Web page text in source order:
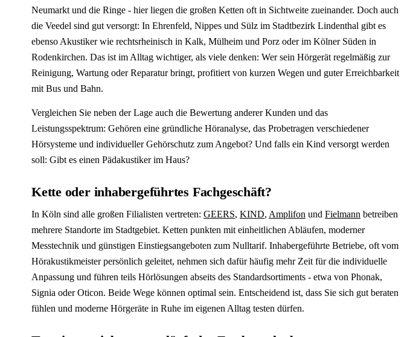
Neumarkt und die Ringe - hier liegen die großen Ketten oft in Sichtweite zueinander. Doch auch
die Veedel sind gut versorgt: In Ehrenfeld, Nippes und Sülz im Stadtbezirk Lindenthal gibt es
ebenso Akustiker wie rechtsrheinisch in Kalk, Mülheim und Porz oder im Kölner Süden in
Rodenkirchen. Das ist im Alltag wichtiger, als viele denken: Wer sein Hörgerät regelmäßig zur
Reinigung, Wartung oder Reparatur bringt, profitiert von kurzen Wegen und guter Erreichbarkeit
mit Bus und Bahn.
Vergleichen Sie neben der Lage auch die Bewertung anderer Kunden und das
Leistungsspektrum: Gehören eine gründliche Höranalyse, das Probetragen verschiedener
Hörsysteme und individueller Gehörschutz zum Angebot? Und falls ein Kind versorgt werden
soll: Gibt es einen Pädakustiker im Haus?
Kette oder inhabergeführtes Fachgeschäft?
In Köln sind alle großen Filialisten vertreten: GEERS, KIND, Amplifon und Fielmann betreiben
mehrere Standorte im Stadtgebiet. Ketten punkten mit einheitlichen Abläufen, moderner
Messtechnik und günstigen Einstiegsangeboten zum Nulltarif. Inhabergeführte Betriebe, oft vom
Hörakustikmeister persönlich geleitet, nehmen sich dafür häufig mehr Zeit für die individuelle
Anpassung und führen teils Hörlösungen abseits des Standardsortiments - etwa von Phonak,
Signia oder Oticon. Beide Wege können optimal sein. Entscheidend ist, dass Sie sich gut beraten
fühlen und moderne Hörgeräte in Ruhe im eigenen Alltag testen dürfen.